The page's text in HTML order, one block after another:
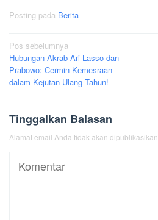
Posting pada Berita
Navigasi
pos
Pos sebelumnya
Hubungan Akrab Ari Lasso dan
Prabowo: Cermin Kemesraan
dalam Kejutan Ulang Tahun!
Tinggalkan Balasan
Alamat email Anda tidak akan dipublikasikan.